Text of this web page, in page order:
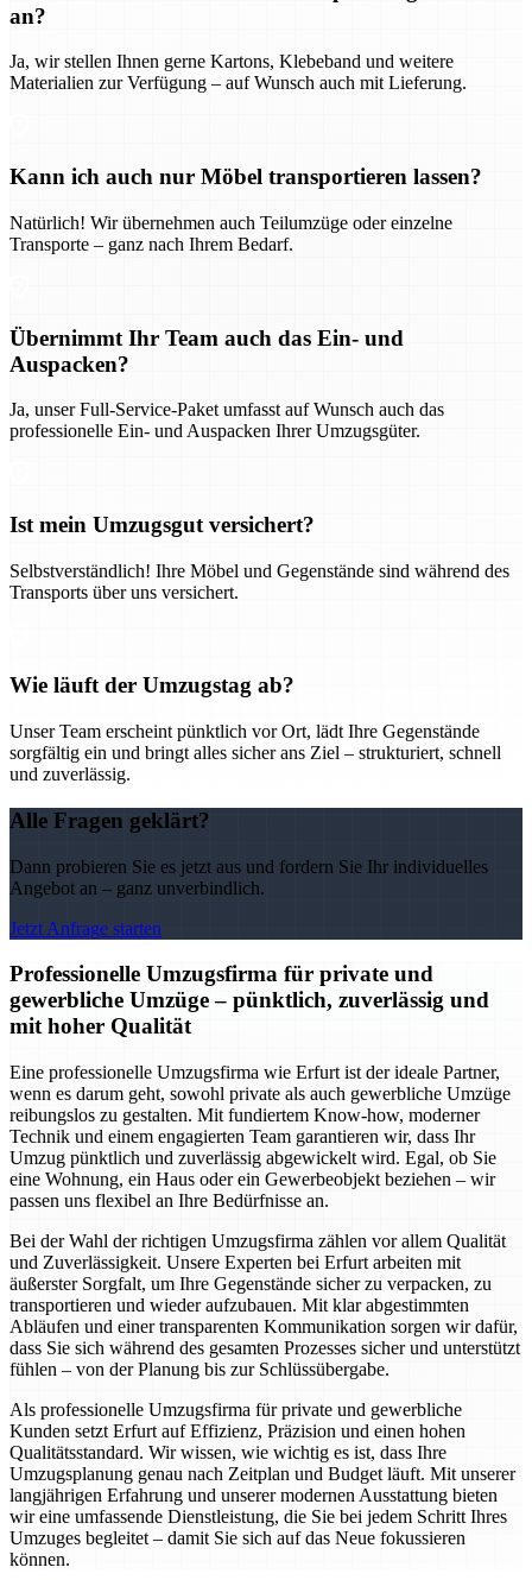
an?
Ja, wir stellen Ihnen gerne Kartons, Klebeband und weitere
Materialien zur Verfügung – auf Wunsch auch mit Lieferung.
Kann ich auch nur Möbel transportieren lassen?
Natürlich! Wir übernehmen auch Teilumzüge oder einzelne
Transporte – ganz nach Ihrem Bedarf.
Übernimmt Ihr Team auch das Ein- und
Auspacken?
Ja, unser Full-Service-Paket umfasst auf Wunsch auch das
professionelle Ein- und Auspacken Ihrer Umzugsgüter.
Ist mein Umzugsgut versichert?
Selbstverständlich! Ihre Möbel und Gegenstände sind während des
Transports über uns versichert.
Wie läuft der Umzugstag ab?
Unser Team erscheint pünktlich vor Ort, lädt Ihre Gegenstände
sorgfältig ein und bringt alles sicher ans Ziel – strukturiert, schnell
und zuverlässig.
Alle Fragen geklärt?
Dann probieren Sie es jetzt aus und fordern Sie Ihr individuelles
Angebot an – ganz unverbindlich.
Jetzt Anfrage starten
Professionelle Umzugsfirma für private und
gewerbliche Umzüge – pünktlich, zuverlässig und
mit hoher Qualität
Eine professionelle Umzugsfirma wie Erfurt ist der ideale Partner,
wenn es darum geht, sowohl private als auch gewerbliche Umzüge
reibungslos zu gestalten. Mit fundiertem Know-how, moderner
Technik und einem engagierten Team garantieren wir, dass Ihr
Umzug pünktlich und zuverlässig abgewickelt wird. Egal, ob Sie
eine Wohnung, ein Haus oder ein Gewerbeobjekt beziehen – wir
passen uns flexibel an Ihre Bedürfnisse an.
Bei der Wahl der richtigen Umzugsfirma zählen vor allem Qualität
und Zuverlässigkeit. Unsere Experten bei Erfurt arbeiten mit
äußerster Sorgfalt, um Ihre Gegenstände sicher zu verpacken, zu
transportieren und wieder aufzubauen. Mit klar abgestimmten
Abläufen und einer transparenten Kommunikation sorgen wir dafür,
dass Sie sich während des gesamten Prozesses sicher und unterstützt
fühlen – von der Planung bis zur Schlüssübergabe.
Als professionelle Umzugsfirma für private und gewerbliche
Kunden setzt Erfurt auf Effizienz, Präzision und einen hohen
Qualitätsstandard. Wir wissen, wie wichtig es ist, dass Ihre
Umzugsplanung genau nach Zeitplan und Budget läuft. Mit unserer
langjährigen Erfahrung und unserer modernen Ausstattung bieten
wir eine umfassende Dienstleistung, die Sie bei jedem Schritt Ihres
Umzuges begleitet – damit Sie sich auf das Neue fokussieren
können.